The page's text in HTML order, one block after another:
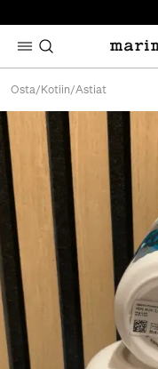
Osta/ Kotiin/Astiat